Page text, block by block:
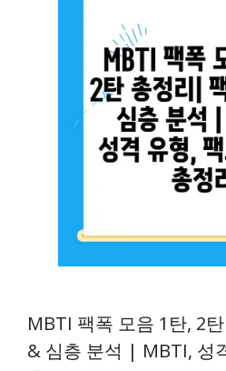
MBTI 팩폭 모음 1탄, 2
& 심층 분석 | MBTI, 성